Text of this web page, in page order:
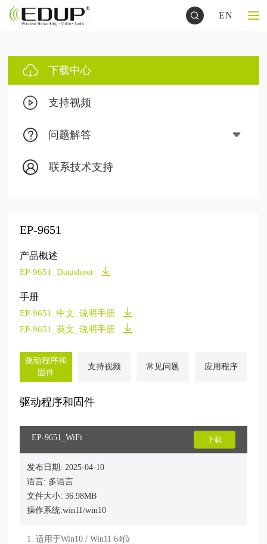
EN
下载中心
支持视频
问题解答
联系技术支持
EP-9651
产品概述
EP-9651_Datasheet
手册
EP-9651_中文_说明手册
EP-9651_英文_说明手册
驱动程序和
固件
支持视频 常见问题 应用程序
驱动程序和固件
EP-9651_WiFi 下载
发布日期: 2025-04-10
语言: 多语言
文件大小: 36.98MB
操作系统:win11/win10
1. 适用于Win10 / Win11 64位